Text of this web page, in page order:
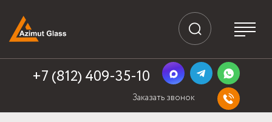
+7 (812) 409-35-10
Заказать звонок